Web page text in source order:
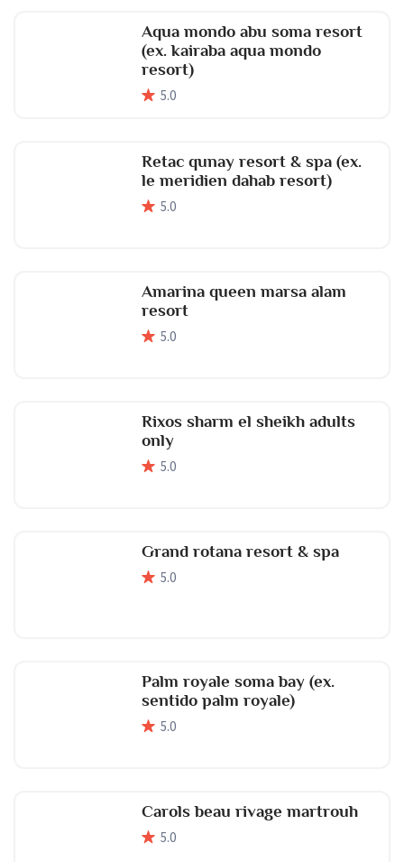
Aqua mondo abu soma resort
(ex. kairaba aqua mondo
resort)
5.0
Retac qunay resort & spa (ex.
le meridien dahab resort)
5.0
Amarina queen marsa alam
resort
5.0
Rixos sharm el sheikh adults
only
5.0
Grand rotana resort & spa
5.0
Palm royale soma bay (ex.
sentido palm royale)
5.0
Carols beau rivage martrouh
5.0